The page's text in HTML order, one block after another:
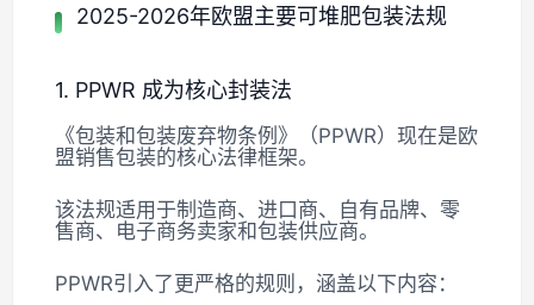
2025-2026年欧盟主要可堆肥包装法规
1. PPWR 成为核心封装法
《包装和包装废弃物条例》（PPWR）现在是欧
盟销售包装的核心法律框架。
该法规适用于制造商、进口商、自有品牌、零
售商、电子商务卖家和包装供应商。
PPWR引入了更严格的规则，涵盖以下内容：